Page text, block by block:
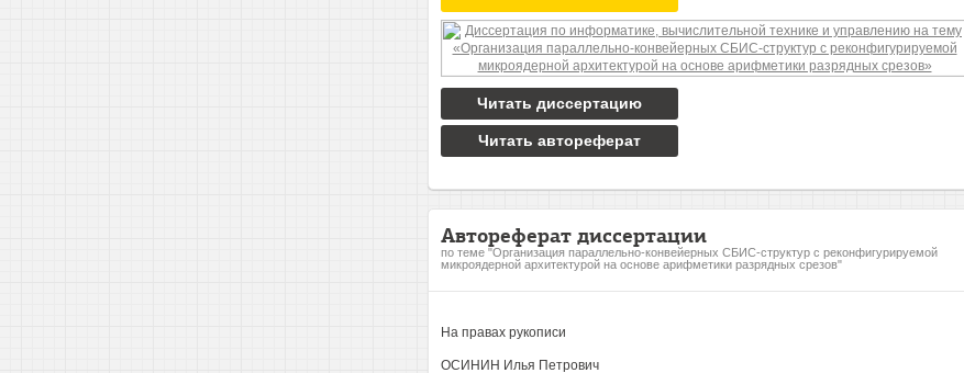
Читать диссертацию
Читать автореферат
Автореферат диссертации
по теме "Организация параллельно-конвейерных СБИС-структур с реконфигурируемой
микроядерной архитектурой на основе арифметики разрядных срезов"
На правах рукописи
ОСИНИН Илья Петрович